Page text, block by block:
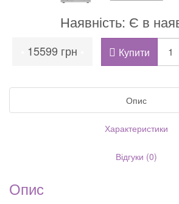
Наявність: Є в
15599 грн Купити
Опис
Характеристики
Відгуки (0)
Опис